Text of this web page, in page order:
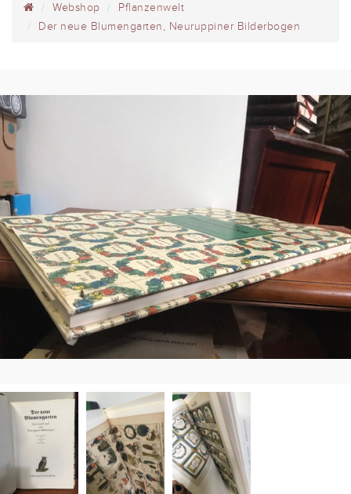
Webshop
Pflanzenwelt
Der neue Blumengarten, Neuruppiner Bilderbogen